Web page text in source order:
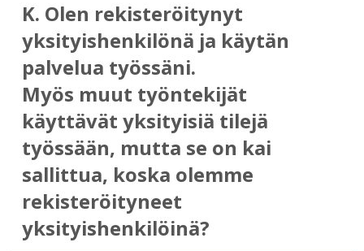
K. Olen rekisteröitynyt
yksityishenkilönä ja käytän
palvelua työssäni.
Myös muut työntekijät
käyttävät yksityisiä tilejä
työssään, mutta se on kai
sallittua, koska olemme
rekisteröityneet
yksityishenkilöinä?